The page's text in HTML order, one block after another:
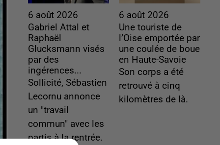
6 août 2026
Gabriel Attal et
Raphaël
Glucksmann visés
par des
ingérences...
Sollicité, Sébastien
Lecornu annonce
un "travail
commun" avec les
partis à la rentrée.
6 août 2026
Une touriste de
l’Oise emportée par
une coulée de boue
en Haute-Savoie
Son corps a été
retrouvé à cinq
kilomètres de là.